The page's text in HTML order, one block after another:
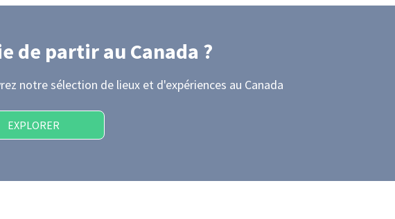
de partirau Canada ?
notre sélection de lieux et d'expériences au Canada
EXPLORER